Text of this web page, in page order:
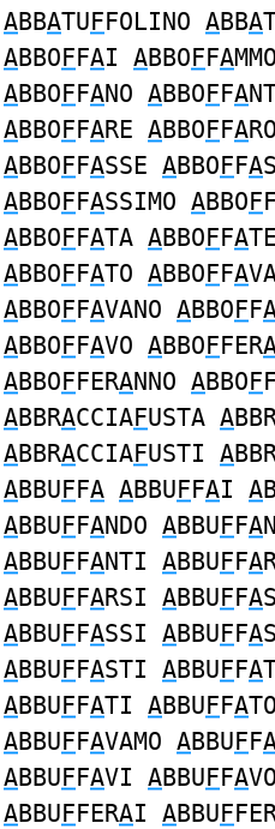
ABBATUFFOLINO ABBA
ABBOFFAI ABBOFFA
ABBOFFANO ABBOFFA
ABBOFFARE ABBOFFA
ABBOFFASSE ABBOFFA
ABBOFFASSIMO ABBOFF
ABBOFFATA ABBOFFA
ABBOFFATO ABBOFFA
ABBOFFAVANO ABBOFF
ABBOFFAVO ABBOFFER
ABBOFFERANNO ABBOF
ABBRACCIAFUSTA A
ABBRACCIAFUSTI A
ABBUFFA ABBUFFAI A
ABBUFFANDO ABBUFFA
ABBUFFANTI ABBUFFA
ABBUFFARSI ABBUFFA
ABBUFFASSI ABBUFFA
ABBUFFASTI ABBUFFA
ABBUFFATI ABBUFFA
ABBUFFAVAMO ABBUFF
ABBUFFAVI ABBUFFA
ABBUFFERAI ABBUF